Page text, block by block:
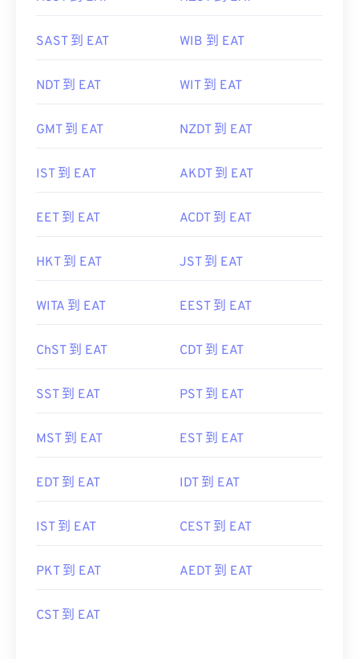
SAST 到 EAT WIB 到 EAT
NDT 到 EAT WIT 到 EAT
GMT 到 EAT NZDT 到 EAT
IST 到 EAT AKDT 到 EAT
EET 到 EAT ACDT 到 EAT
HKT 到 EAT JST 到 EAT
WITA 到 EAT EEST 到 EAT
ChST 到 EAT CDT 到 EAT
SST 到 EAT PST 到 EAT
MST 到 EAT EST 到 EAT
EDT 到 EAT IDT 到 EAT
IST 到 EAT CEST 到 EAT
PKT 到 EAT AEDT 到 EAT
CST 到 EAT